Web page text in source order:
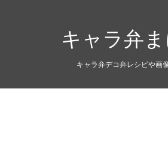
キャラ弁
キャラ弁デコ弁レシピや画